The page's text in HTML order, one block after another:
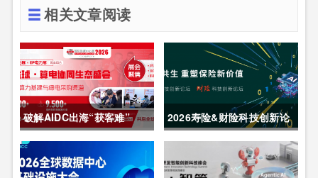
相关文章阅读
破解AIDC出海“获客难”
CDCE2026数据中心展
以“算电协同”重构全球算力
2026寿险&财险科技创新论
坛圆满举办